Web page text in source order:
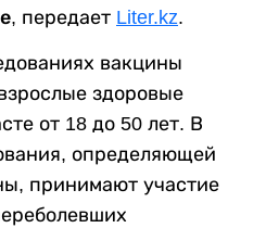
передает Liter.kz.
вакцины
здоровые
от 18 до 50 лет. В
определяющей
принимают участие